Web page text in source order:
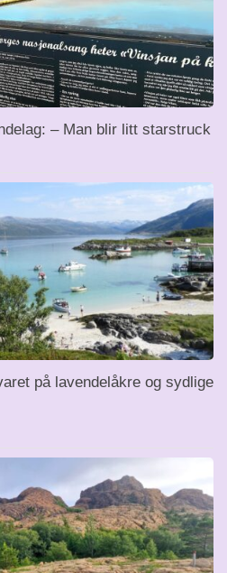
– Man blir litt starstruck
på lavendelåkre og sydlige